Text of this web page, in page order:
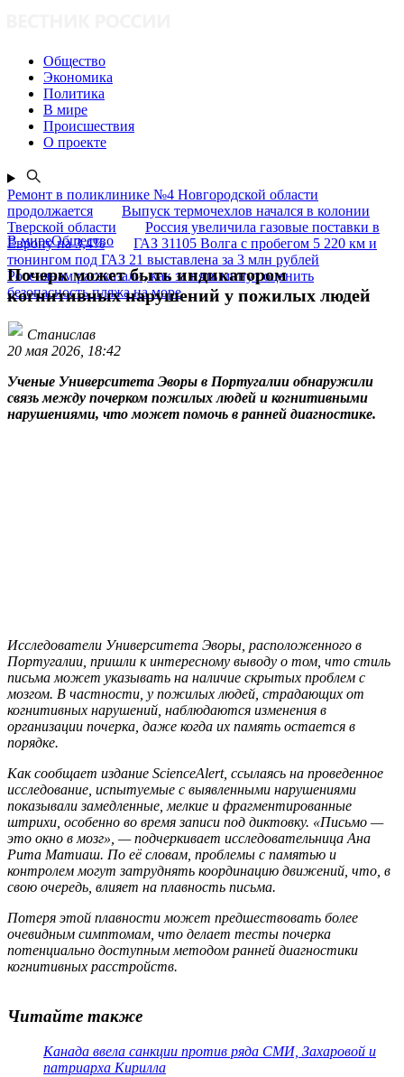
Общество
Экономика
Политика
В мире
Происшествия
О проекте
Ремонт в поликлинике №4 Новгородской области
продолжается
Выпуск термочехлов начался в колонии
Тверской области
Россия увеличила газовые поставки в
Европу на 3,4%
ГАЗ 31105 Волга с пробегом 5 220 км и
тюнингом под ГАЗ 21 выставлена за 3 млн рублей
Россиянам рассказали, как за пять минут оценить
безопасность пляжа на море
В миреОбщество
Почерк может быть индикатором
когнитивных нарушений у пожилых людей
Станислав
20 мая 2026, 18:42
Ученые Университета Эворы в Португалии обнаружили
связь между почерком пожилых людей и когнитивными
нарушениями, что может помочь в ранней диагностике.
Исследователи Университета Эворы, расположенного в
Португалии, пришли к интересному выводу о том, что стиль
письма может указывать на наличие скрытых проблем с
мозгом. В частности, у пожилых людей, страдающих от
когнитивных нарушений, наблюдаются изменения в
организации почерка, даже когда их память остается в
порядке.
Как сообщает издание ScienceAlert, ссылаясь на проведенное
исследование, испытуемые с выявленными нарушениями
показывали замедленные, мелкие и фрагментированные
штрихи, особенно во время записи под диктовку. «Письмо —
это окно в мозг», — подчеркивает исследовательница Ана
Рита Матиаш. По её словам, проблемы с памятью и
контролем могут затруднять координацию движений, что, в
свою очередь, влияет на плавность письма.
Потеря этой плавности может предшествовать более
очевидным симптомам, что делает тесты почерка
потенциально доступным методом ранней диагностики
когнитивных расстройств.
Читайте также
Канада ввела санкции против ряда СМИ, Захаровой и
патриарха Кирилла